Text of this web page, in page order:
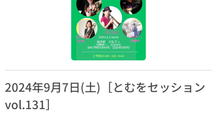
2024年9月7日(土)［とむをセッション
vol.131］